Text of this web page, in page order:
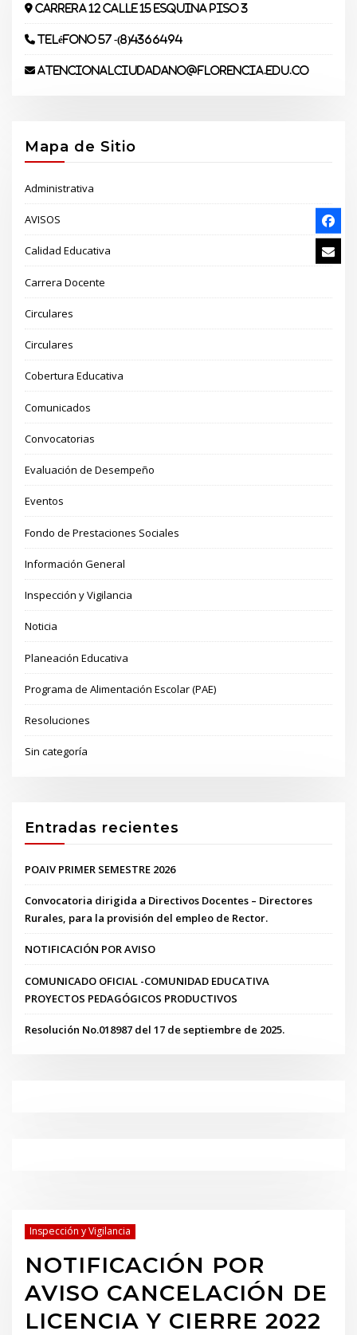
Carrera 12 Calle 15 Esquina piso 3
Teléfono 57 -(8)4366494
atencionalciudadano@florencia.edu.co
Mapa de Sitio
Administrativa
AVISOS
Calidad Educativa
Carrera Docente
Circulares
Circulares
Cobertura Educativa
Comunicados
Convocatorias
Evaluación de Desempeño
Eventos
Fondo de Prestaciones Sociales
Información General
Inspección y Vigilancia
Noticia
Planeación Educativa
Programa de Alimentación Escolar (PAE)
Resoluciones
Sin categoría
Entradas recientes
POAIV PRIMER SEMESTRE 2026
Convocatoria dirigida a Directivos Docentes – Directores
Rurales, para la provisión del empleo de Rector.
NOTIFICACIÓN POR AVISO
COMUNICADO OFICIAL -COMUNIDAD EDUCATIVA
PROYECTOS PEDAGÓGICOS PRODUCTIVOS
Resolución No.018987 del 17 de septiembre de 2025.
Inspección y Vigilancia
NOTIFICACIÓN POR
AVISO CANCELACIÓN DE
LICENCIA Y CIERRE 2022